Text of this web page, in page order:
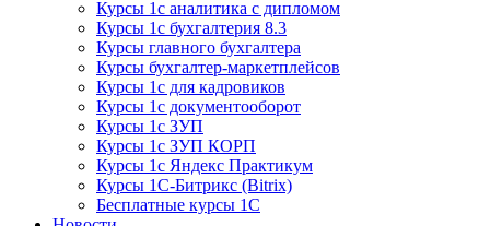
Курсы 1с аналитика с дипломом
Курсы 1с бухгалтерия 8.3
Курсы главного бухгалтера
Курсы бухгалтер-маркетплейсов
Курсы 1с для кадровиков
Курсы 1с документооборот
Курсы 1с ЗУП
Курсы 1с ЗУП КОРП
Курсы 1с Яндекс Практикум
Курсы 1С-Битрикс (Bitrix)
Бесплатные курсы 1С